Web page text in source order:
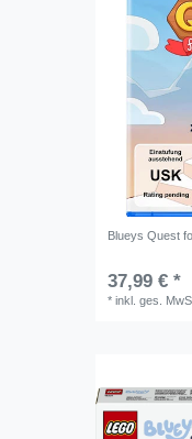
Blueys Quest
37,99 € *
*inkl. ges.